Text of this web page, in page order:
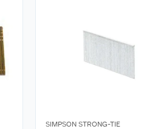
SIMPSON STRONG-TIE